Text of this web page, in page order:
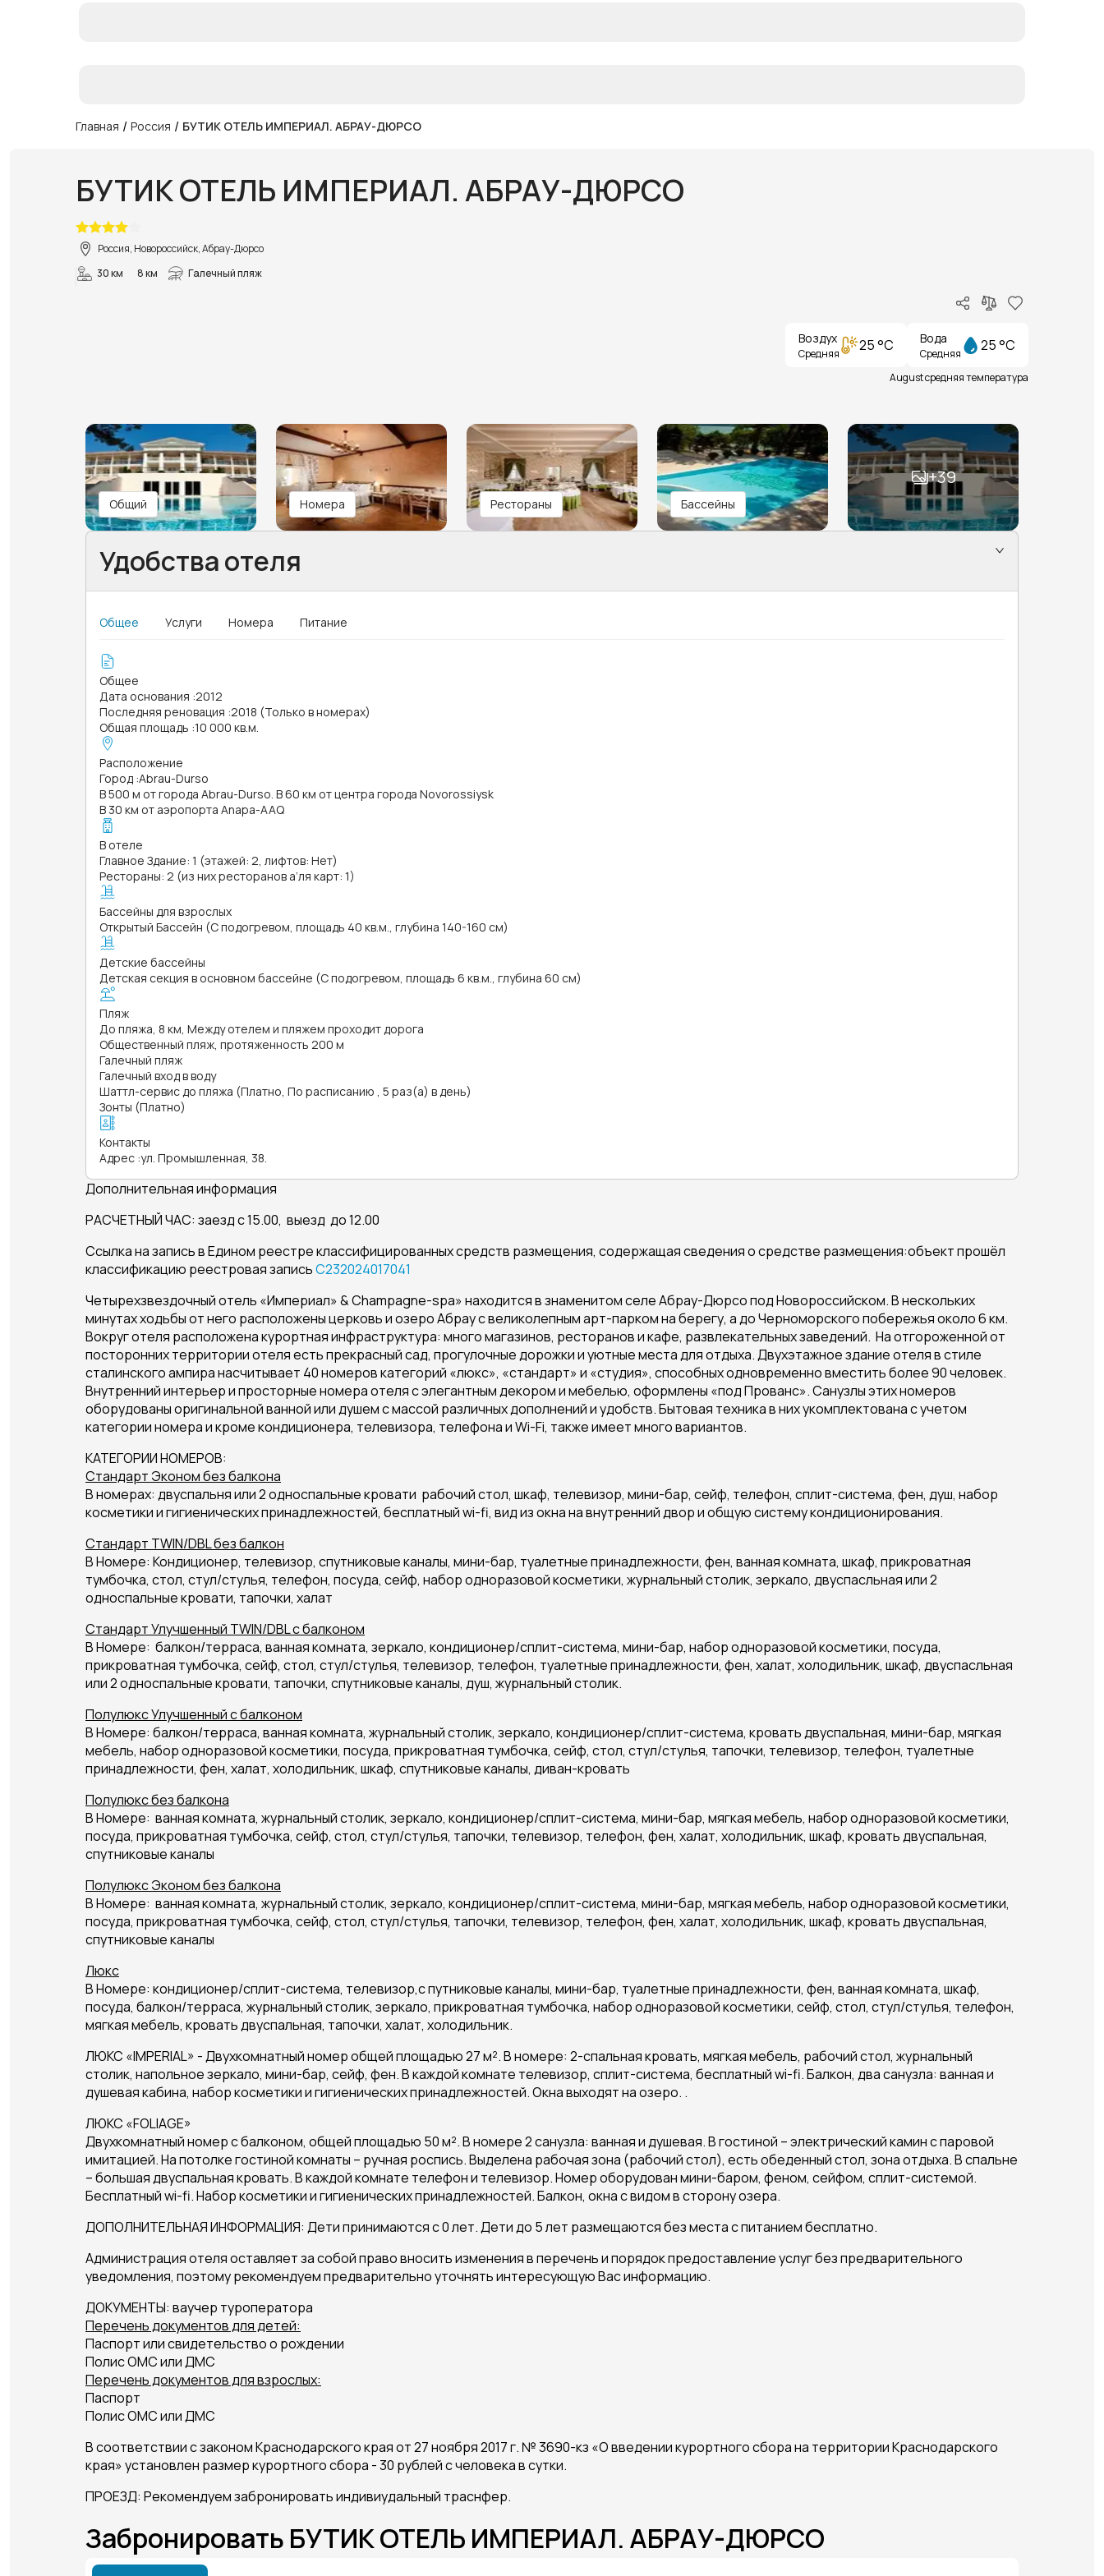
Главная / Россия / БУТИК ОТЕЛЬ ИМПЕРИАЛ. АБРАУ-ДЮРСО
БУТИК ОТЕЛЬ ИМПЕРИАЛ. АБРАУ-ДЮРСО
Россия, Новороссийск, Абрау-Дюрсо
30 км
8 км Галечный пляж
Воздух
Средняя 25 °C Вода
Средняя 25 °C
August средняя температура
Общий Номера Рестораны Бассейны
+39
Удобства отеля
Общее Услуги Номера Питание
Общее
Дата основания :2012
Последняя реновация :2018 (Только в номерах)
Общая площадь :10 000 кв.м.
Расположение
Город :Abrau-Durso
В 500 м от города Abrau-Durso. В 60 км от центра города Novorossiysk
В 30 км от аэропорта Anapa-AAQ
В отеле
Главное Здание: 1 (этажей: 2, лифтов: Нет)
Рестораны: 2 (из них ресторанов а’ля карт: 1)
Бассейны для взрослых
Открытый Бассейн (С подогревом, площадь 40 кв.м., глубина 140-160 см)
Детские бассейны
Детская секция в основном бассейне (С подогревом, площадь 6 кв.м., глубина 60 см)
Пляж
До пляжа, 8 км, Между отелем и пляжем проходит дорога
Общественный пляж, протяженность 200 м
Галечный пляж
Галечный вход в воду
Шаттл-сервис до пляжа (Платно, По расписанию , 5 раз(а) в день)
Зонты (Платно)
Контакты
Адрес :ул. Промышленная, 38.
Дополнительная информация
РАСЧЕТНЫЙ ЧАС: заезд с 15.00, выезд до 12.00
Ссылка на запись в Едином реестре классифицированных средств размещения, содержащая сведения о средстве размещения:объект прошёл
классификацию реестровая записьС232024017041
Четырехзвездочный отель «Империал» & Champagne-spa» находится в знаменитом селе Абрау-Дюрсо под Новороссийском. В нескольких
минутах ходьбы от него расположены церковь и озеро Абрау с великолепным арт-парком на берегу, а до Черноморского побережья около 6 км.
Вокруг отеля расположена курортная инфраструктура: много магазинов, ресторанов и кафе, развлекательных заведений. На отгороженной от
посторонних территории отеля есть прекрасный сад, прогулочные дорожки и уютные места для отдыха. Двухэтажное здание отеля в стиле
сталинского ампира насчитывает 40 номеров категорий «люкс», «стандарт» и «студия», способных одновременно вместить более 90 человек.
Внутренний интерьер и просторные номера отеля с элегантным декором и мебелью, оформлены «под Прованс». Санузлы этих номеров
оборудованы оригинальной ванной или душем с массой различных дополнений и удобств. Бытовая техника в них укомплектована с учетом
категории номера и кроме кондиционера, телевизора, телефона и Wi-Fi, также имеет много вариантов.
КАТЕГОРИИ НОМЕРОВ:
Стандарт Эконом без балкона
В номерах: двуспальня или 2 односпальные кровати рабочий стол, шкаф, телевизор, мини-бар, сейф, телефон, сплит-система, фен, душ, набор
косметики и гигиенических принадлежностей, бесплатный wi-fi, вид из окна на внутренний двор и общую систему кондиционирования.
Стандарт TWIN/DBL без балкон
В Номере: Кондиционер, телевизор, спутниковые каналы, мини-бар, туалетные принадлежности, фен, ванная комната, шкаф, прикроватная
тумбочка, стол, стул/стулья, телефон, посуда, сейф, набор одноразовой косметики, журнальный столик, зеркало, двуспасльная или 2
односпальные кровати, тапочки, халат
Стандарт Улучшенный TWIN/DBL с балконом
В Номере: балкон/терраса, ванная комната, зеркало, кондиционер/сплит-система, мини-бар, набор одноразовой косметики, посуда,
прикроватная тумбочка, сейф, стол, стул/стулья, телевизор, телефон, туалетные принадлежности, фен, халат, холодильник, шкаф, двуспасльная
или 2 односпальные кровати, тапочки, спутниковые каналы, душ, журнальный столик.
Полулюкс Улучшенный с балконом
В Номере: балкон/терраса, ванная комната, журнальный столик, зеркало, кондиционер/сплит-система, кровать двуспальная, мини-бар, мягкая
мебель, набор одноразовой косметики, посуда, прикроватная тумбочка, сейф, стол, стул/стулья, тапочки, телевизор, телефон, туалетные
принадлежности, фен, халат, холодильник, шкаф, спутниковые каналы, диван-кровать
Полулюкс без балкона
В Номере: ванная комната, журнальный столик, зеркало, кондиционер/сплит-система, мини-бар, мягкая мебель, набор одноразовой косметики,
посуда, прикроватная тумбочка, сейф, стол, стул/стулья, тапочки, телевизор, телефон, фен, халат, холодильник, шкаф, кровать двуспальная,
спутниковые каналы
Полулюкс Эконом без балкона
В Номере: ванная комната, журнальный столик, зеркало, кондиционер/сплит-система, мини-бар, мягкая мебель, набор одноразовой косметики,
посуда, прикроватная тумбочка, сейф, стол, стул/стулья, тапочки, телевизор, телефон, фен, халат, холодильник, шкаф, кровать двуспальная,
спутниковые каналы
Люкс
В Номере: кондиционер/сплит-система, телевизор,с путниковые каналы, мини-бар, туалетные принадлежности, фен, ванная комната, шкаф,
посуда, балкон/терраса, журнальный столик, зеркало, прикроватная тумбочка, набор одноразовой косметики, сейф, стол, стул/стулья, телефон,
мягкая мебель, кровать двуспальная, тапочки, халат, холодильник.
ЛЮКС «IMPERIAL» - Двухкомнатный номер общей площадью 27 м². В номере: 2-спальная кровать, мягкая мебель, рабочий стол, журнальный
столик, напольное зеркало, мини-бар, сейф, фен. В каждой комнате телевизор, сплит-система, бесплатный wi-fi. Балкон, два санузла: ванная и
душевая кабина, набор косметики и гигиенических принадлежностей. Окна выходят на озеро. .
ЛЮКС «FOLIAGE»
Двухкомнатный номер с балконом, общей площадью 50 м². В номере 2 санузла: ванная и душевая. В гостиной – электрический камин с паровой
имитацией. На потолке гостиной комнаты – ручная роспись. Выделена рабочая зона (рабочий стол), есть обеденный стол, зона отдыха. В спальне
– большая двуспальная кровать. В каждой комнате телефон и телевизор. Номер оборудован мини-баром, феном, сейфом, сплит-системой.
Бесплатный wi-fi. Набор косметики и гигиенических принадлежностей. Балкон, окна с видом в сторону озера.
ДОПОЛНИТЕЛЬНАЯ ИНФОРМАЦИЯ: Дети принимаются с 0 лет. Дети до 5 лет размещаются без места с питанием бесплатно.
Администрация отеля оставляет за собой право вносить изменения в перечень и порядок предоставление услуг без предварительного
уведомления, поэтому рекомендуем предварительно уточнять интересующую Вас информацию.
ДОКУМЕНТЫ: ваучер туроператора
Перечень документов для детей:
Паспорт или свидетельство о рождении
Полис ОМС или ДМС
Перечень документов для взрослых:
Паспорт
Полис ОМС или ДМС
В соответствии с законом Краснодарского края от 27 ноября 2017 г. № 3690-кз «О введении курортного сбора на территории Краснодарского
края» установлен размер курортного сбора - 30 рублей с человека в сутки.
ПРОЕЗД: Рекомендуем забронировать индивиудальный траснфер.
Забронировать БУТИК ОТЕЛЬ ИМПЕРИАЛ. АБРАУ-ДЮРСО